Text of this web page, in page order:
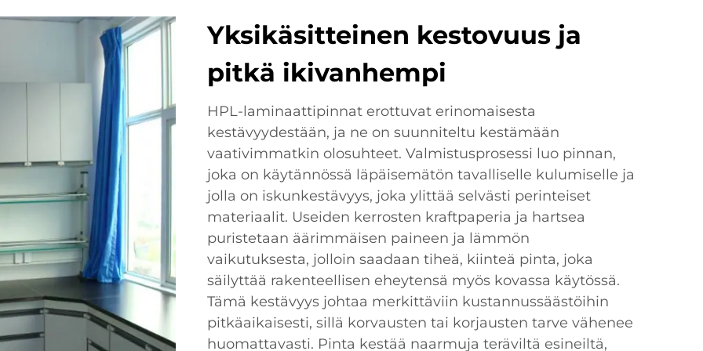
Yksikäsitteinen kestovuus ja
pitkä ikivanhempi
HPL-laminaattipinnat erottuvat erinomaisesta
kestävyydestään, ja ne on suunniteltu kestämään
vaativimmatkin olosuhteet. Valmistusprosessi luo pinnan,
joka on käytännössä läpäisemätön tavalliselle kulumiselle ja
jolla on iskunkestävyys, joka ylittää selvästi perinteiset
materiaalit. Useiden kerrosten kraftpaperia ja hartsea
puristetaan äärimmäisen paineen ja lämmön
vaikutuksesta, jolloin saadaan tiheä, kiinteä pinta, joka
säilyttää rakenteellisen eheytensä myös kovassa käytössä.
Tämä kestävyys johtaa merkittäviin kustannussäästöihin
pitkäaikaisesti, sillä korvausten tai korjausten tarve vähenee
huomattavasti. Pinta kestää naarmuja teräviltä esineiltä,